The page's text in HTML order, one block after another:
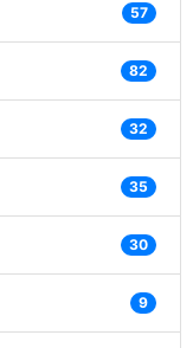
57
82
32
35
30
9